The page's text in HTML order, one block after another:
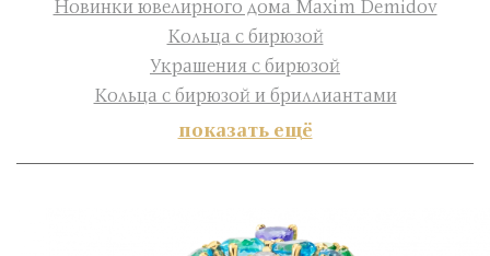
Новинки ювелирного дома Maxim Demidov
Кольца с бирюзой
Украшения с бирюзой
Кольца с бирюзой и бриллиантами
показать ещё